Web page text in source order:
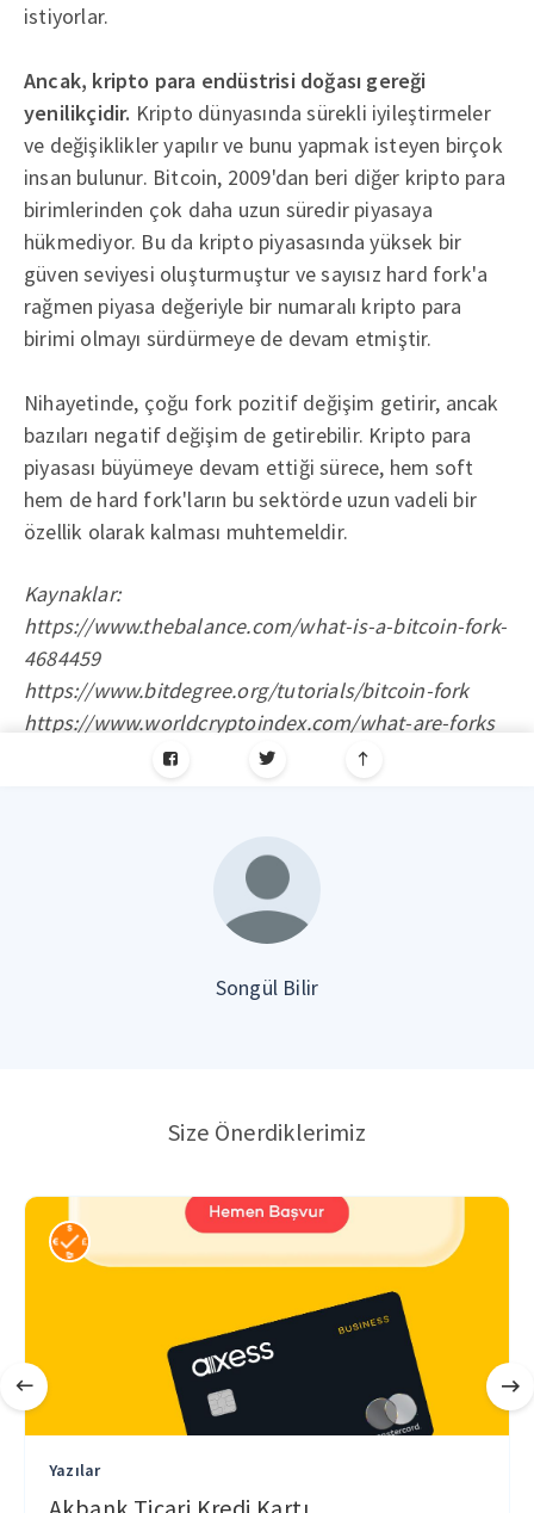
istiyorlar.
Ancak, kripto para endüstrisi doğası gereği
yenilikçidir. Kripto dünyasında sürekli iyileştirmeler
ve değişiklikler yapılır ve bunu yapmak isteyen birçok
insan bulunur. Bitcoin, 2009'dan beri diğer kripto para
birimlerinden çok daha uzun süredir piyasaya
hükmediyor. Bu da kripto piyasasında yüksek bir
güven seviyesi oluşturmuştur ve sayısız hard fork'a
rağmen piyasa değeriyle bir numaralı kripto para
birimi olmayı sürdürmeye de devam etmiştir.
Nihayetinde, çoğu fork pozitif değişim getirir, ancak
bazıları negatif değişim de getirebilir. Kripto para
piyasası büyümeye devam ettiği sürece, hem soft
hem de hard fork'ların bu sektörde uzun vadeli bir
özellik olarak kalması muhtemeldir.
Kaynaklar:
https://www.thebalance.com/what-is-a-bitcoin-fork-
4684459
https://www.bitdegree.org/tutorials/bitcoin-fork
https://www.worldcryptoindex.com/what-are-forks
Songül Bilir
Size Önerdiklerimiz
Yazılar